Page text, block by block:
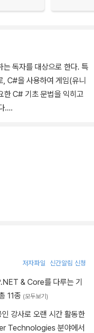
독자를 대상으로 한다. 특
, C#을 사용하여 게임(유니
한 C# 기초 문법을 익히고
.
또한, 600개가 넘는 코드
향상시킬 수 있다. C#을
한 번 더 정리할 기회가 될
저자파일 신간알림 신청
& Core를 다루는 기
11종 (모두보기)
강사로 오랜 시간 활동한
Technologies 분야에서